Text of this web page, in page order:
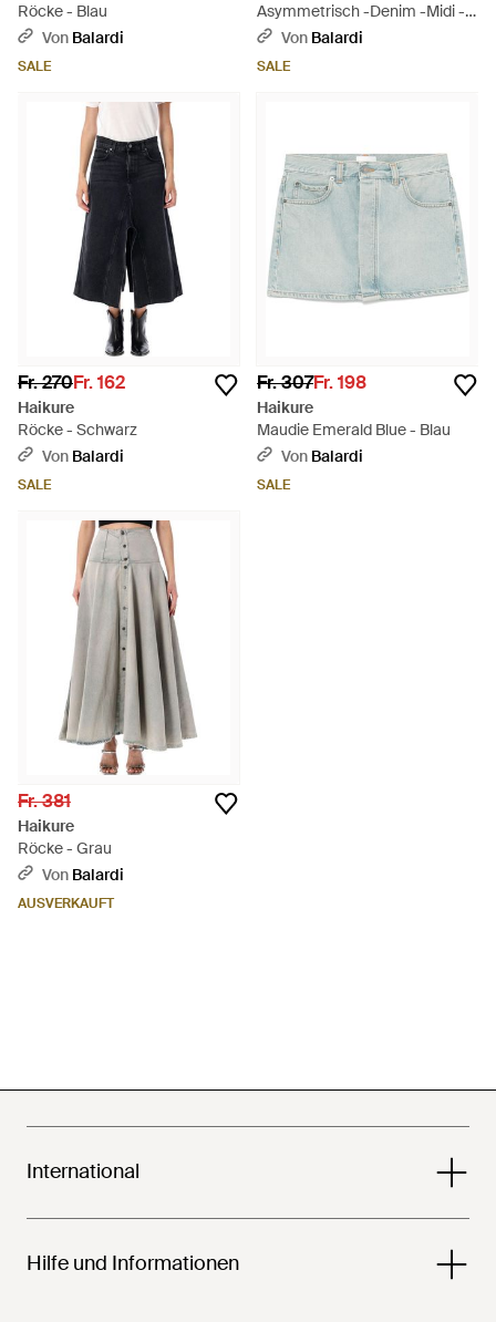
Röcke - Blau
Von Balardi
SALE
Asymmetrisch -Denim -Midi -
Rock - Gelb
Von Balardi
SALE
Fr. 270Fr. 162
Haikure
Röcke - Schwarz
Von Balardi
SALE
Fr. 307Fr. 198
Haikure
Maudie Emerald Blue - Blau
Von Balardi
SALE
Fr. 381
Haikure
Röcke - Grau
Von Balardi
AUSVERKAUFT
International
Hilfe und Informationen